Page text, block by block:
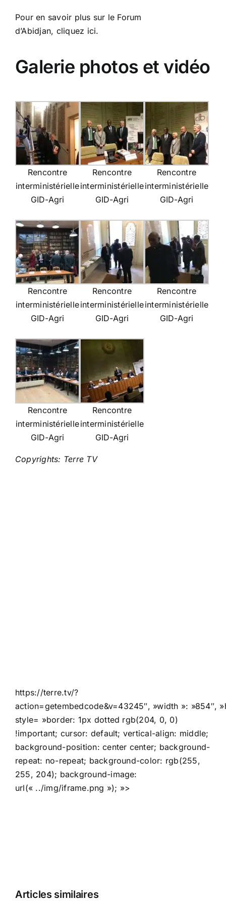
Pour en savoir plus sur le Forum
d’Abidjan, cliquez ici.
Galerie photos et vidéo
Rencontre
interministérielle
GID-Agri
Rencontre
interministérielle
GID-Agri
Rencontre
interministérielle
GID-Agri
Rencontre
interministérielle
GID-Agri
Rencontre
interministérielle
GID-Agri
Rencontre
interministérielle
GID-Agri
Rencontre
interministérielle
GID-Agri
Rencontre
interministérielle
GID-Agri
Copyrights: Terre TV
https://terre.tv/?
action=getembedcode&v=43245″, »width »: »854″,
style= »border: 1px dotted rgb(204, 0, 0)
!important; cursor: default; vertical-align: middle;
background-position: center center; background-
repeat: no-repeat; background-color: rgb(255,
255, 204); background-image:
url(« ../img/iframe.png »); »>
Articles similaires